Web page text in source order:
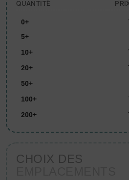
QUANTITÉ
0+
5+
10+
20+
50+
100+
200+
CHOIX DES